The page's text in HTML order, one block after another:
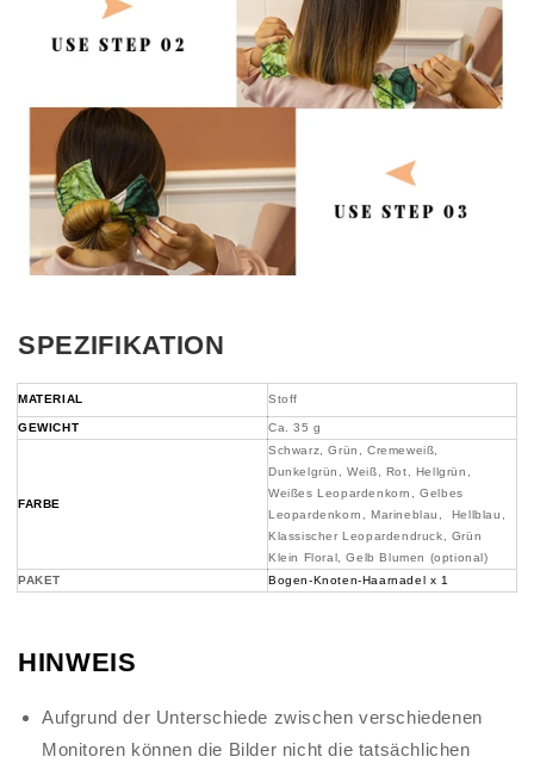
SPEZIFIKATION
MATERIAL Stoff
GEWICHT Ca. 35 g
FARBE
Schwarz, Grün, Cremeweiß,
Dunkelgrün, Weiß, Rot, Hellgrün,
Weißes Leopardenkorn, Gelbes
Leopardenkorn, Marineblau, Hellblau,
Klassischer Leopardendruck, Grün
Klein Floral, Gelb Blumen (optional)
PAKET
Bogen-Knoten-Haarnadel x 1
HINWEIS
Aufgrund der Unterschiede zwischen verschiedenen
Monitoren können die Bilder nicht die tatsächlichen